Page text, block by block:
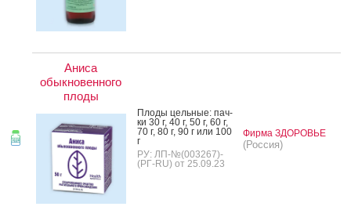
Аниса
обыкновенного
плоды
Пло­ды цель­ные: пач­
ки 30 г, 40 г, 50 г, 60 г,
70 г, 80 г, 90 г или 100
г
РУ: ЛП-№(003267)-
(РГ-RU) от 25.09.23
Фирма ЗДОРОВЬЕ
(Россия)